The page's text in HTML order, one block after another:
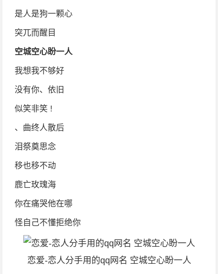
是人是狗一颗心
突兀而醒目
空城空心盼一人
我想我不够好
没有你、依旧
似笑非笑 !
、曲终人散后
泪祭奠思念
移也移不动
鹿亡玫瑰海
你在痛哭他在哪
怪自己不懂拒绝你
恋爱-恋人分手用的qq网名 空城空心盼一人